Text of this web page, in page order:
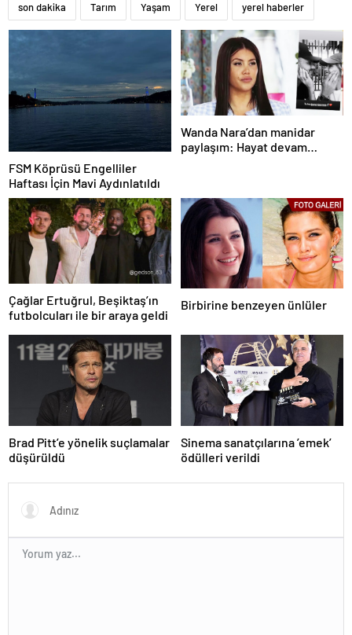
son dakika Tarım Yaşam Yerel yerel haberler
FSM Köprüsü Engelliler
Haftası İçin Mavi Aydınlatıldı
Wanda Nara’dan manidar
paylaşım: Hayat devam
Çağlar Ertuğrul, Beşiktaş’ın
futbolcuları ile bir araya geldi
Birbirine benzeyen ünlüler
Brad Pitt’e yönelik suçlamalar
düşürüldü
Sinema sanatçılarına ’emek’
ödülleri verildi